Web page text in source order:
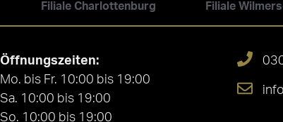
Filiale Charlottenburg Filiale
Öffnungszeiten:
Mo. bis Fr. 10:00 bis 19:00
Sa. 10:00 bis 19:00
So. 10:00 bis 19:00